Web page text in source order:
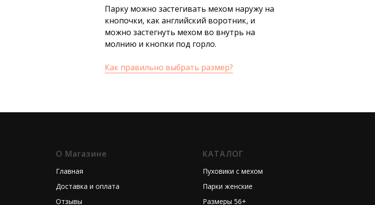
Парку можно застегивать мехом наружу на
кнопочки, как английский воротник, и
можно застегнуть мехом во внутрь на
молнию и кнопки под горло.
Как правильно выбрать размер?
О Магазине
Главная
Доставка и оплата
Отзывы
КАТАЛОГ
Пуховики с мехом
Парки женские
Размеры 56+